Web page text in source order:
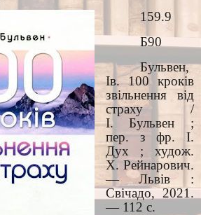
159.9
Б90
Бульвен,
Ів. 100 кроків
звільнення від
страху /
І. Бульвен ;
пер. з фр. І.
Дух ; худож.
Х. Рейнарович.
— Львів :
Свічадо, 2021.
— 112 с.